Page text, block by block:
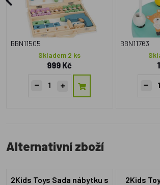
BBN11505
Skladem 2 ks
999 Kč
BBN11763
Alternativní zboží
2Kids Toys Sada nábytku s
2Kids